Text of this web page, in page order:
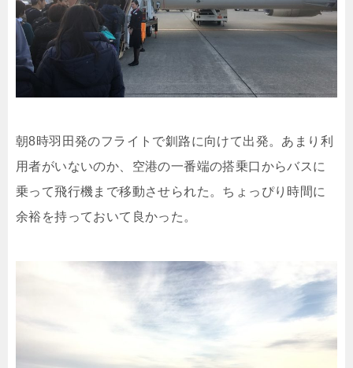
朝8時羽田発のフライトで釧路に向けて出発。あまり利
用者がいないのか、空港の一番端の搭乗口からバスに
乗って飛行機まで移動させられた。ちょっぴり時間に
余裕を持っておいて良かった。